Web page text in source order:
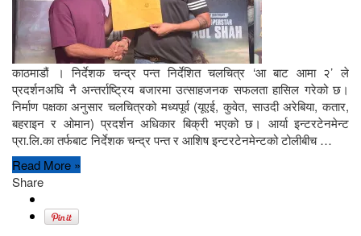
काठमाडौं । निर्देशक चन्द्र पन्त निर्देशित चलचित्र ‘आ बाट आमा २’ ले
प्रदर्शनअघि नै अन्तर्राष्ट्रिय बजारमा उत्साहजनक सफलता हासिल गरेको छ।
निर्माण पक्षका अनुसार चलचित्रको मध्यपूर्व (यूएई, कुवेत, साउदी अरेबिया, कतार,
बहराइन र ओमान) प्रदर्शन अधिकार बिक्री भएको छ। आर्या इन्टरटेनमेन्ट
प्रा.लि.का तर्फबाट निर्देशक चन्द्र पन्त र आशिष इन्टरटेनमेन्टको टोलीबीच …
Read More »
Share